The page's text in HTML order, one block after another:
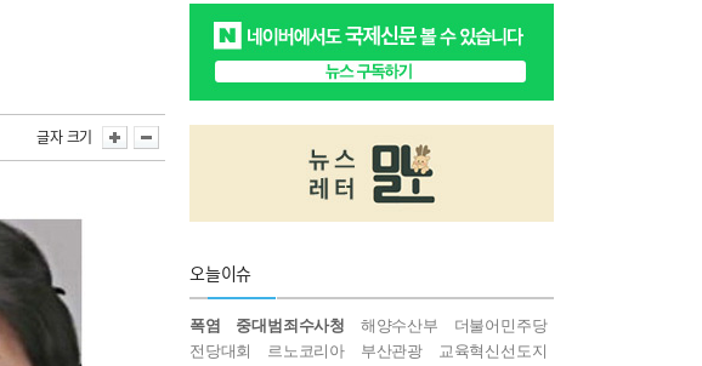
글자 크기
오늘이슈
폭염 중대범죄수사청 해양수산부
더불어민주당
전당대회
르노코리아 부산관광
교육혁신선도지